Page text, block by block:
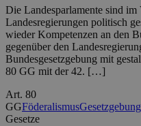
Die Landesparlamente sind
Landesregierungen politisch
wieder Kompetenzen an den
gegenüber den
Bundesgesetzgebung mit
80 GG mit der 42. […]
Art. 80
GGFöderalismusGesetzgebung
Gesetze